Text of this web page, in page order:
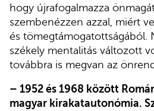
hogy újrafogalmazza
szembenézzen azzal, miért
és tömegtámogatottságából.
székely mentalitás változott
továbbra is megvan az
– 1952 és 1968 között
magyar kirakatautonómia.